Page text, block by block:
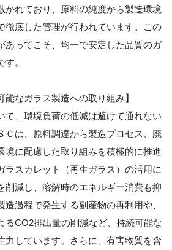
かれており、原料の純度から製造環境
徹底した管理が行われています。この
あってこそ、均一で安定した品質のガ
。
能なガラス製造への取り組み】
て、環境負荷の低減は避けて通れない
Ｃは、原料調達から製造プロセス、廃
境に配慮した取り組みを積極的に推進
ラスカレット（再生ガラス）の活用に
削減し、溶解時のエネルギー消費も抑
過程で発生する副産物の再利用や、
るCO2排出量の削減など、持続可能な
力しています。さらに、有害物質を含